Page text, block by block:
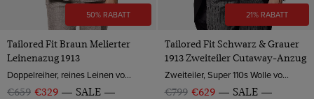
50% RABATT
Tailored Fit Braun Melierter
Leinenazug 1913
Doppelreiher, reines Leinen von Angelico, Italien
€659 €329 SALE
21% RABATT
Tailored Fit Schwarz & Grauer
1913 Zweiteiler Cutaway-Anzug
Zweiteiler, Super 110s Wolle von Angelico, Italien
€799 €629 SALE